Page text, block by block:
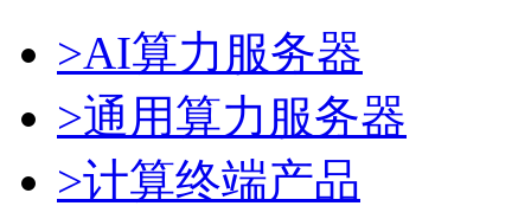
>AI算力服务器
>通用算力服务器
>计算终端产品